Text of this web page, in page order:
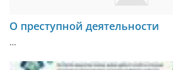
О преступной деятельности
…